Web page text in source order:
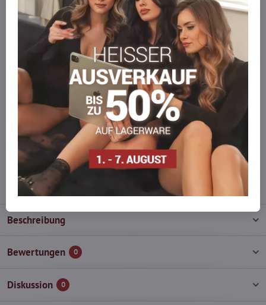
Ware auf Lager
Wir versenden sofort
Werden Sie Teil von everlady
Werden Sie Teil von everlady und genießen Sie einen 5 %
Mitgliedervorteilbei jedem Einkauf.
Der Vorteil wird automatisch im Warenkorb angewendet.
Möchten Sie mehr bestellen, als wir
auf Lager haben?
Zögern Sie nicht, uns zu kontaktieren, wir füllen die Ware für Sie
wieder auf!
info​@everlady​.eu
Beschreibung
Bewertungen 0
Diskussion 0